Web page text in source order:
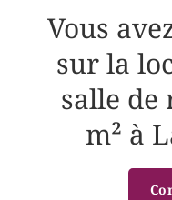
Vous
sur la
salle de
m² à